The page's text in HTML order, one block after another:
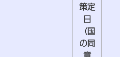
策定
日
（国
の同